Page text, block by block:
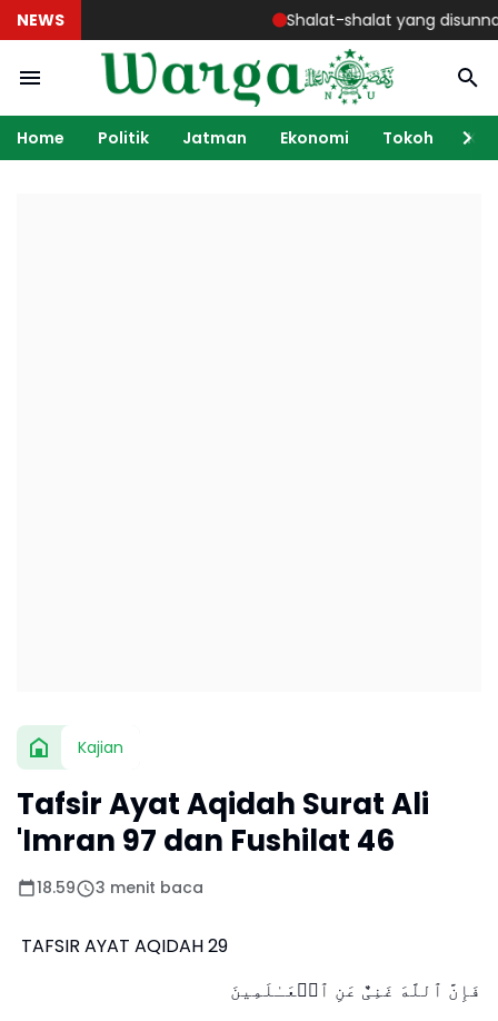
NEWS Shalat-shalat yang
Home Politik Jatman Ekonomi Tokoh
Kajian
Tafsir Ayat Aqidah Surat Ali
'Imran 97 dan Fushilat 46
18.59 3 menit baca
TAFSIR AYAT AQIDAH 29
فَإِنَّ ٱللَّهَ غَنِیٌّ عَنِ ٱلۡعَـٰلَمِینَ